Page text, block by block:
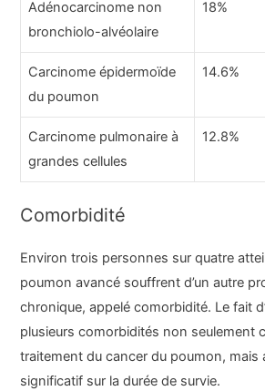
Adénocarcinome non
bronchiolo-alvéolaire
18%
Carcinome épidermoïde
du poumon
14.6%
Carcinome pulmonaire à
grandes cellules
12.8%
Comorbidité
Environ trois personnes sur quatre
poumon avancé souffrent d’un autre
chronique, appelé comorbidité. Le fait
plusieurs comorbidités non seulement
traitement du cancer du poumon, mais
significatif sur la durée de survie.